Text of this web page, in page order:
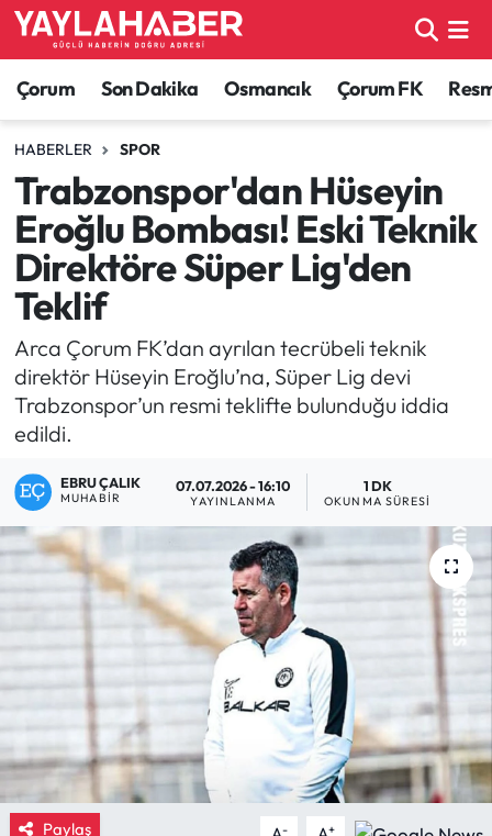
Çorum Son Dakika Osmancık Çorum FK
HABERLER SPOR
Trabzonspor'dan Hüseyin
Eroğlu Bombası! Eski Teknik
Direktöre Süper Lig'den
Teklif
Arca Çorum FK’dan ayrılan tecrübeli teknik
direktör Hüseyin Eroğlu’na, Süper Lig devi
Trabzonspor’un resmi teklifte bulunduğu iddia
edildi.
EBRU ÇALIK
MUHABIR
07.07.2026 - 16:10
YAYINLANMA
1 DK
OKUNMA SÜRESI
Paylaş - +
Alaca Haberleri
Bayat Haberleri
Bilgi - Keşfet Haberleri
Bilim ve Teknoloji
Boğazkale Haberleri
Çorum Haberleri
Çorum Son Dakika Haberleri
Dodurga Haberleri
Eğitim
Ekonomi
Güncel
İskilip Haberleri
Kargı Haberleri
Kimdir?
Çorum Nöbetçi Eczaneler
Çorum Hava Durumu
Çorum Namaz Vakitleri
Çorum Trafik Yoğunluk Haritası
TFF 1.Lig Puan Durumu ve Fikstür
Tüm Manşetler
Son Dakika Haberleri
Haber Arşivi